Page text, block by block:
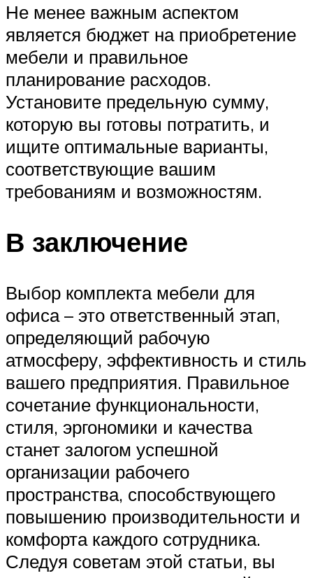
Не менее важным аспектом
является бюджет на приобретение
мебели и правильное
планирование расходов.
Установите предельную сумму,
которую вы готовы потратить, и
ищите оптимальные варианты,
соответствующие вашим
требованиям и возможностям.
В заключение
Выбор комплекта мебели для
офиса – это ответственный этап,
определяющий рабочую
атмосферу, эффективность и стиль
вашего предприятия. Правильное
сочетание функциональности,
стиля, эргономики и качества
станет залогом успешной
организации рабочего
пространства, способствующего
повышению производительности и
комфорта каждого сотрудника.
Следуя советам этой статьи, вы